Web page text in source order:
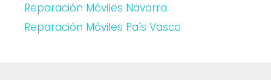
Reparación Móviles Navarra
Reparación Móviles País Vasco